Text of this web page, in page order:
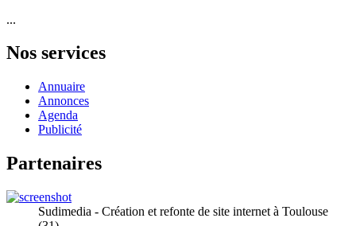
...
Nos services
Annuaire
Annonces
Agenda
Publicité
Partenaires
Sudimedia - Création et refonte de site internet à Toulouse